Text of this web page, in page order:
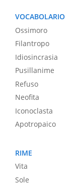
VOCABOLARIO
Ossimoro
Filantropo
Idiosincrasia
Pusillanime
Refuso
Neofita
Iconoclasta
Apotropaico
RIME
Vita
Sole